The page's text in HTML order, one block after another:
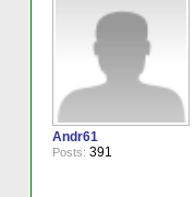
Andr61
Posts: 391